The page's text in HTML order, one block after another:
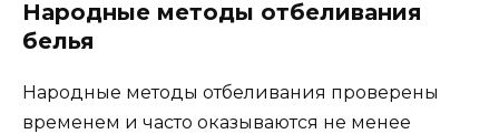
Народные методы отбеливания
белья
Народные методы отбеливания проверены
временем и часто оказываются не менее